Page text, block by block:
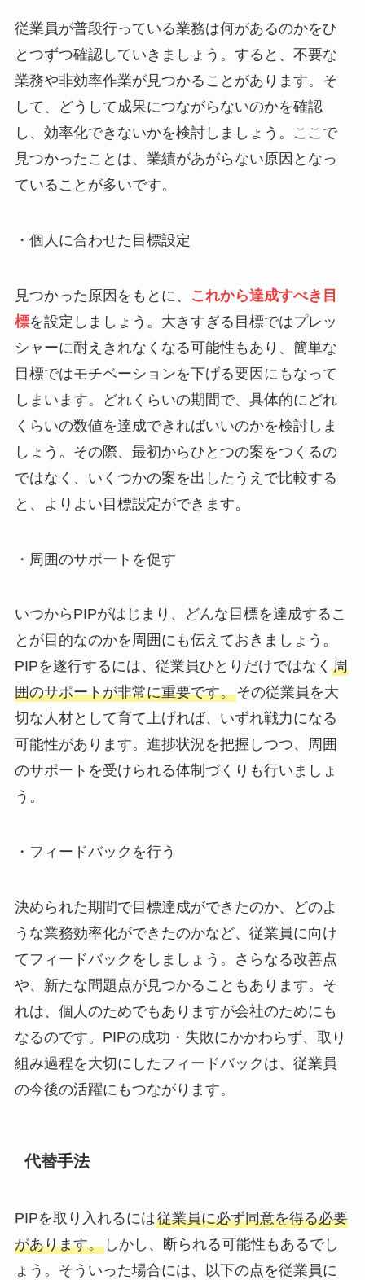
従業員が普段行っている業務は何があるのかをひ
とつずつ確認していきましょう。すると、不要な
業務や非効率作業が見つかることがあります。そ
して、どうして成果につながらないのかを確認
し、効率化できないかを検討しましょう。ここで
見つかったことは、業績があがらない原因となっ
ていることが多いです。
・個人に合わせた目標設定
見つかった原因をもとに、
これから達成すべき目
標を設定しましょう。大きすぎる目標ではプレッ
シャーに耐えきれなくなる可能性もあり、簡単な
目標ではモチベーションを下げる要因にもなって
しまいます。どれくらいの期間で、具体的にどれ
くらいの数値を達成できればいいのかを検討しま
しょう。その際、最初からひとつの案をつくるの
ではなく、いくつかの案を出したうえで比較する
と、よりよい目標設定ができます。
・周囲のサポートを促す
いつからPIPがはじまり、どんな目標を達成するこ
とが目的なのかを周囲にも伝えておきましょう。
PIPを遂行するには、従業員ひとりだけではなく 周
囲のサポートが非常に重要です。その従業員を大
切な人材として育て上げれば、いずれ戦力になる
可能性があります。進捗状況を把握しつつ、周囲
のサポートを受けられる体制づくりも行いましょ
う。
・フィードバックを行う
決められた期間で目標達成ができたのか、どのよ
うな業務効率化ができたのかなど、従業員に向け
てフィードバックをしましょう。さらなる改善点
や、新たな問題点が見つかることもあります。そ
れは、個人のためでもありますが会社のためにも
なるのです。PIPの成功・失敗にかかわらず、取り
組み過程を大切にしたフィードバックは、従業員
の今後の活躍にもつながります。
代替手法
PIPを取り入れるには従業員に必ず同意を得る必要
があります。しかし、断られる可能性もあるでし
ょう。そういった場合には、以下の点を従業員に